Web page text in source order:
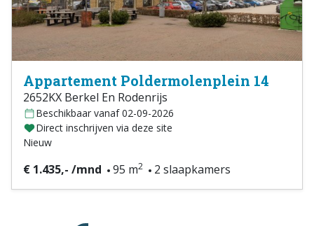
Appartement Poldermolenplein 14
2652KX Berkel En Rodenrijs
Beschikbaar vanaf 02-09-2026
Direct inschrijven via deze site
Nieuw
€ 1.435,- /mnd 95 m2 2 slaapkamers